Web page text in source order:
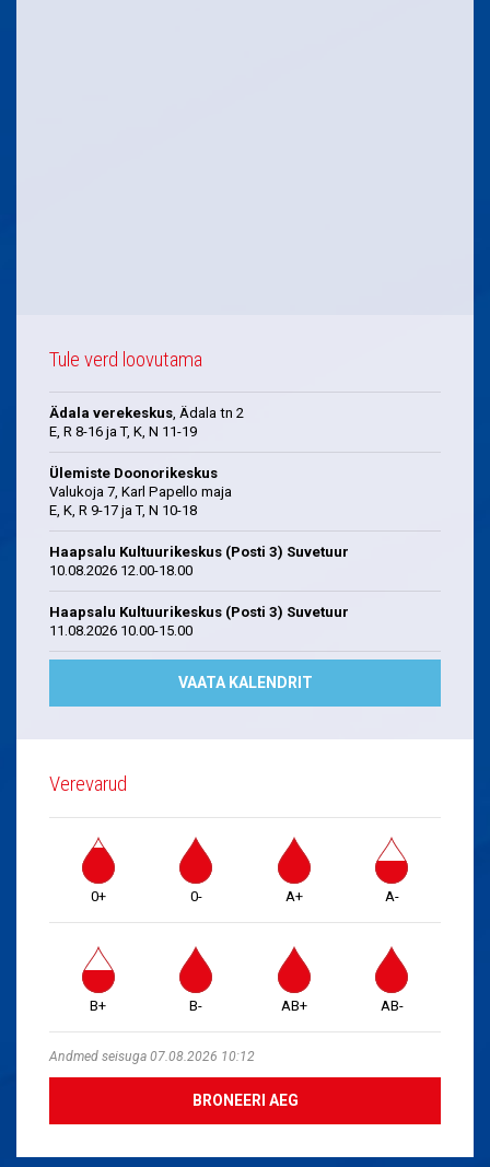
Tule verd loovutama
Ädala verekeskus, Ädala tn 2
E, R 8-16 ja T, K, N 11-19
Ülemiste Doonorikeskus
Valukoja 7, Karl Papello maja
E, K, R 9-17 ja T, N 10-18
Haapsalu Kultuurikeskus (Posti 3) Suvetuur
10.08.2026 12.00-18.00
Haapsalu Kultuurikeskus (Posti 3) Suvetuur
11.08.2026 10.00-15.00
VAATA KALENDRIT
Verevarud
0+ 0- A+ A-
B+ B- AB+ AB-
Andmed seisuga 07.08.2026 10:12
BRONEERI AEG